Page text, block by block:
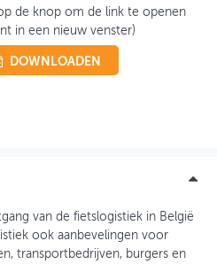
de knop om de link te openen
in een nieuw venster)
DOWNLOADEN
van de fietslogistiek in België
ook aanbevelingen voor
transportbedrijven, burgers en